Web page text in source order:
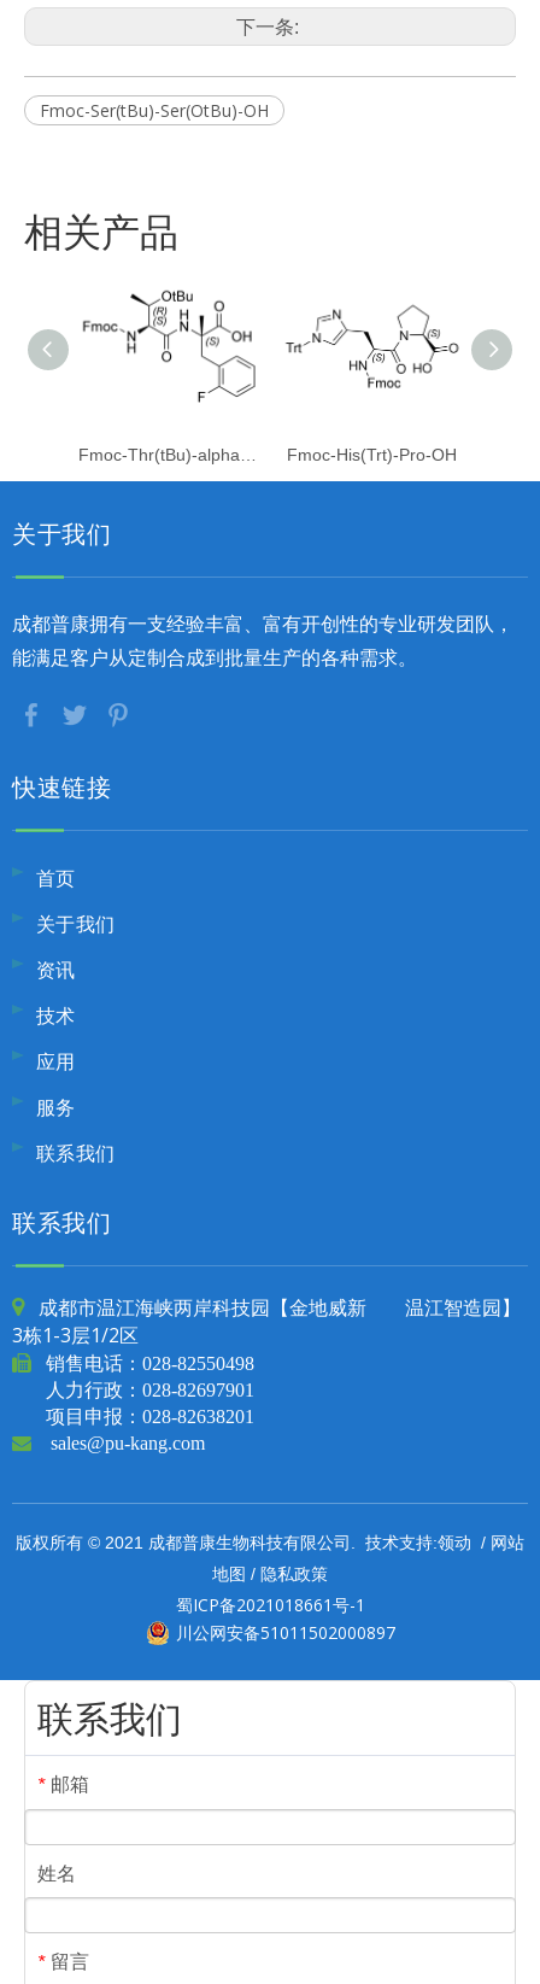
下一条:
Fmoc-Ser(tBu)-Ser(OtBu)-OH
相关产品
Fmoc-Thr(tBu)-alpha-Me-Phe(2F)-OH Fmoc-His(Trt)-Pro-OH
关于我们
成都普康拥有一支经验丰富、富有开创性的专业研发团队，
能满足客户从定制合成到批量生产的各种需求。
快速链接
首页
关于我们
资讯
技术
应用
服务
联系我们
联系我们

成都市温江海峡两岸科技园【金地威新 温江智造园】
3栋1-3层1/2区
 销售电话： 028-82550498
人力行政：028-82697901
项目申报：028-82638201
 sales@pu-kang.com
版权所有 © 2021 成都普康生物科技有限公司. 技术支持:领动 / 网站
地图 / 隐私政策
蜀ICP备2021018661号-1
川公网安备51011502000897
联系我们
* 邮箱
姓名
* 留言